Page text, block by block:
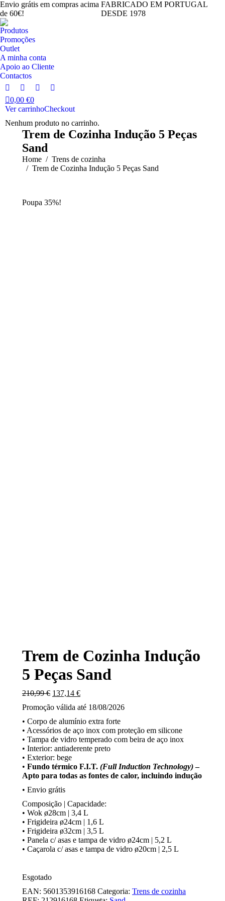
Envio grátis em compras acima
de 60€!
FABRICADO EM PORTUGAL
DESDE 1978
Produtos
Promoções
Outlet
A minha conta
Apoio ao Cliente
Contactos
Facebook
page
in
window
Instagram
page
in
new
window
YouTube
in
new
window
Linkedin
in
new
0,00 €0
Ver carrinhoCheckout
Nenhum produto no carrinho.
Trem de Cozinha Indução 5 Peças
Sand
You are here:
Home
Trens de cozinha
Trem de Cozinha Indução 5 Peças Sand
Poupa 35%!
Trem de Cozinha Indução
5 Peças Sand
210,99€ O
original
era:
210,99 €.
137,14 €O
atual
é:
137,14 €.
Promoção válida até 18/08/2026
• Corpo de alumínio extra forte
• Acessórios de aço inox com proteção em silicone
• Tampa de vidro temperado com beira de aço inox
• Interior: antiaderente preto
• Exterior: bege
• Fundo térmico F.I.T. (Full Induction Technology)–
Apto para todas as fontes de calor, incluindo indução
• Envio grátis
Composição | Capacidade:
• Wok ø28cm | 3,4 L
• Frigideira ø24cm | 1,6 L
• Frigideira ø32cm | 3,5 L
• Panela c/ asas e tampa de vidro ø24cm | 5,2 L
• Caçarola c/ asas e tampa de vidro ø20cm | 2,5 L
Esgotado
EAN: 5601353916168 Categoria: Trens de cozinha